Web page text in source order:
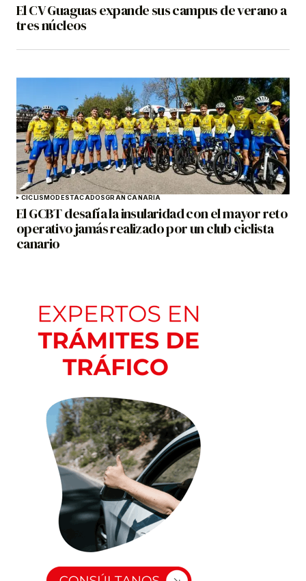
El CV Guaguas expande sus campus de verano a
tres núcleos
CICLISMO DESTACADOSGRAN CANARIA
El GCBT desafía la insularidad con el mayor reto
operativo jamás realizado por un club ciclista
canario